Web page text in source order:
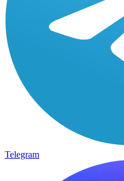
Telegram